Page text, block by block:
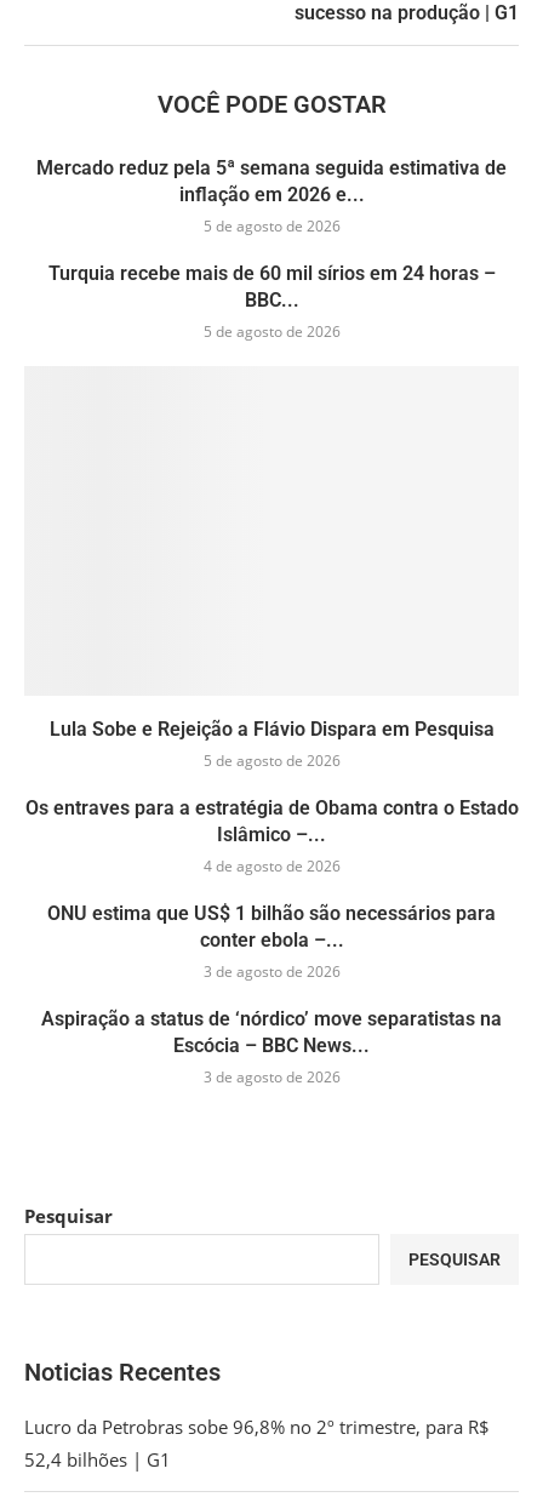
sucesso na produção | G1
VOCÊ PODE GOSTAR
Mercado reduz pela 5ª semana seguida estimativa de
inflação em 2026 e...
5 de agosto de 2026
Turquia recebe mais de 60 mil sírios em 24 horas –
BBC...
5 de agosto de 2026
Lula Sobe e Rejeição a Flávio Dispara em Pesquisa
5 de agosto de 2026
Os entraves para a estratégia de Obama contra o Estado
Islâmico –...
4 de agosto de 2026
ONU estima que US$ 1 bilhão são necessários para
conter ebola –...
3 de agosto de 2026
Aspiração a status de ‘nórdico’ move separatistas na
Escócia – BBC News...
3 de agosto de 2026
Pesquisar
PESQUISAR
Noticias Recentes
Lucro da Petrobras sobe 96,8% no 2º trimestre, para R$
52,4 bilhões | G1